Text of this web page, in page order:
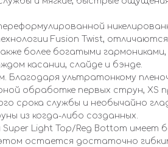
Fusion Twist,
более богатыми гармониками,
касании, слайде и бэнде.
Благодаря ультратонкому
обработке первых струн, XS
срока службы и необычайно
из когда-либо созданных.
Light Top/Reg Bottom имеет
остается достаточно